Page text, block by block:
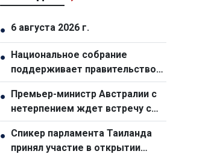
● 6 августа 2026 г.
● Национальное собрание
поддерживает правительство
ради двузначного роста
● Премьер-министр Австралии с
нетерпением ждет встречу с
генсеком ЦК КПВ, президентом
Вьетнама То Ламом
● Спикер парламента Таиланда
принял участие в открытии